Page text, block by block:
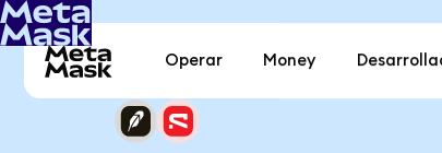
Operar Money